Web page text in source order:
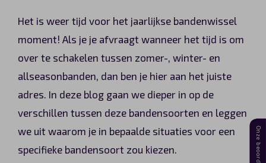
Het is weer tijd voor het jaarlijkse bandenwissel
moment! Als je je afvraagt wanneer het tijd is om
over te schakelen tussen zomer-, winter- en
allseasonbanden, dan ben je hier aan het juiste
adres. In deze blog gaan we dieper in op de
verschillen tussen deze bandensoorten en leggen
we uit waarom je in bepaalde situaties voor een
specifieke bandensoort zou kiezen.